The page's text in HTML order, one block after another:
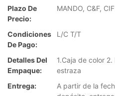
Plazo De
Precio:
MANDO, C&F,
Condiciones
De Pago:
L/C T/T
Detalles Del
Empaque:
1.Caja de color
estraza
Entrega:
A partir de la